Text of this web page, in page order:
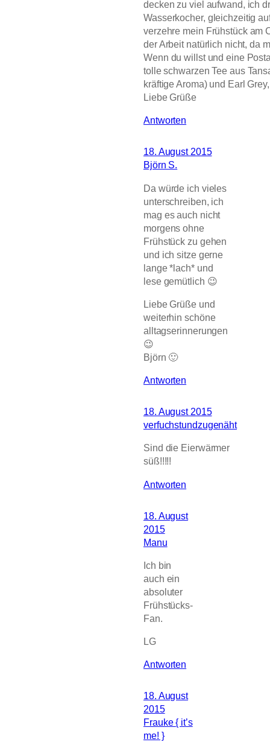
decken zu viel aufwand, ich
Wasserkocher, gleichzeitig
verzehre mein Frühstück am
der Arbeit natürlich nicht, da
Wenn du willst und eine
tolle schwarzen Tee aus
kräftige Aroma) und Earl
Liebe Grüße
Antworten
18. August 2015
Björn S.
Da würde ich vieles
unterschreiben, ich
mag es auch nicht
morgens ohne
Frühstück zu gehen
und ich sitze gerne
lange *lach* und
lese gemütlich 😉
Liebe Grüße und
weiterhin schöne
alltagserinnerungen
😉
Björn 🙂
Antworten
18. August 2015
verfuchstundzugenäht
Sind die Eierwärmer
süß!!!!!
Antworten
18. August
2015
Manu
Ich bin
auch ein
absoluter
Frühstücks-
Fan.
LG
Antworten
18. August
2015
Frauke { it’s
me! }